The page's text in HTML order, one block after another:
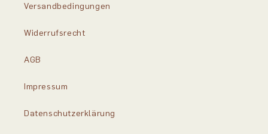
Versandbedingungen
Widerrufsrecht
AGB
Impressum
Datenschutzerklärung